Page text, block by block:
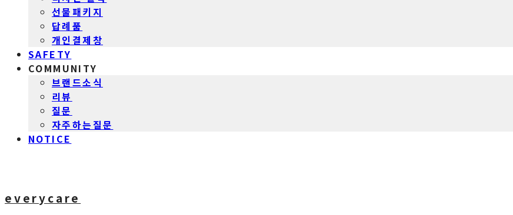
선물패키지
답례품
개인결제창
SAFETY
COMMUNITY
브랜드소식
리뷰
질문
자주하는질문
NOTICE
everycare